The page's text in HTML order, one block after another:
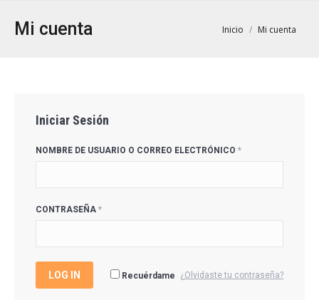
Mi cuenta Estás aquí:
Inicio Mi cuenta
Iniciar Sesión
NOMBRE DE USUARIO O CORREO ELECTRÓNICO *
CONTRASEÑA *
LOG IN Recuérdame ¿Olvidaste tu contraseña?